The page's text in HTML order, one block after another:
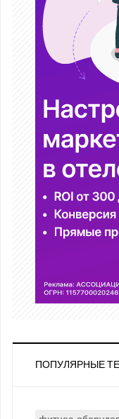
ПОПУЛЯРНЫЕ